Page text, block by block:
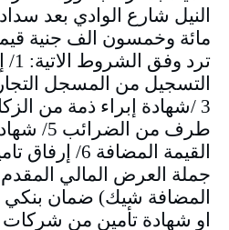
مائة وخمسون الف جنية
ترد
طرف من
جملة العرض المالي
المضافة شيك) ضمان
او شهادة تأمين من شركات